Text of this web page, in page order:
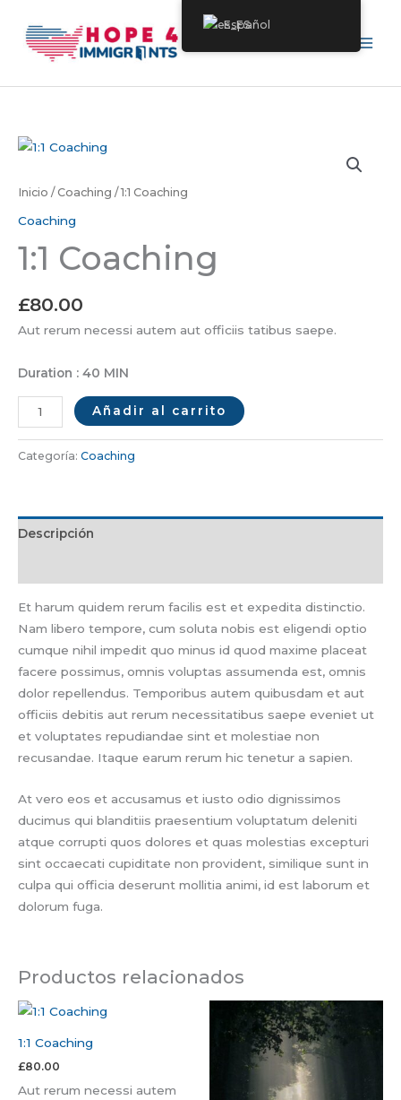
contenido
Inicio /Coaching / 1:1 Coaching
Coaching
1:1 Coaching
£80.00
Aut rerum necessi autem aut officiis tatibus saepe.
Duration : 40 MIN
1:1
cantidad
Añadir al carrito
Categoría: Coaching
Descripción
Et harum quidem rerum facilis est et expedita distinctio.
Nam libero tempore, cum soluta nobis est eligendi optio
cumque nihil impedit quo minus id quod maxime placeat
facere possimus, omnis voluptas assumenda est, omnis
dolor repellendus. Temporibus autem quibusdam et aut
officiis debitis aut rerum necessitatibus saepe eveniet ut
et voluptates repudiandae sint et molestiae non
recusandae. Itaque earum rerum hic tenetur a sapien.
At vero eos et accusamus et iusto odio dignissimos
ducimus qui blanditiis praesentium voluptatum deleniti
atque corrupti quos dolores et quas molestias excepturi
sint occaecati cupiditate non provident, similique sunt in
culpa qui officia deserunt mollitia animi, id est laborum et
dolorum fuga.
Productos relacionados
1:1 Coaching
£80.00
Aut rerum necessi autem
Español